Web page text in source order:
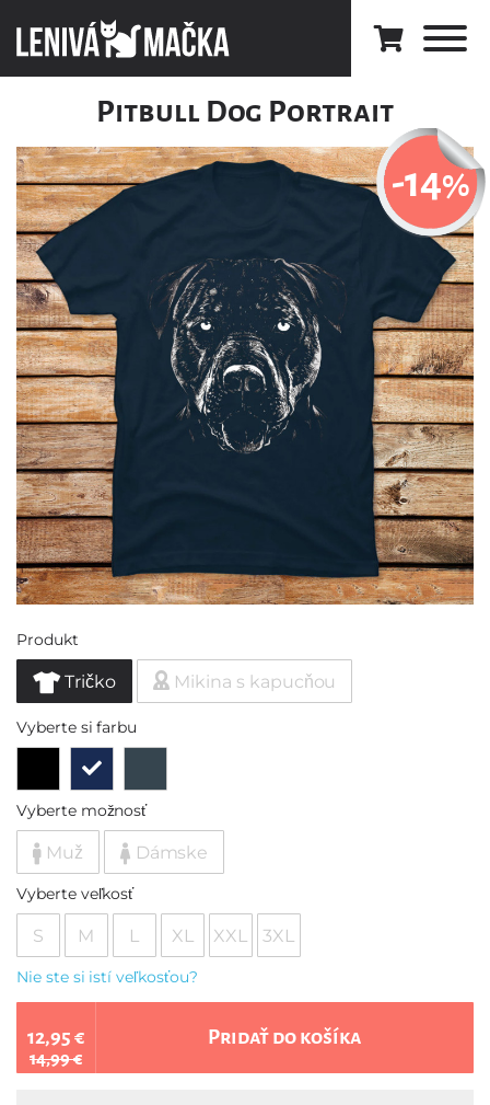
Pitbull Dog Portrait
-14%
Produkt
Tričko Mikina s kapucňou
Vyberte si farbu
Vyberte možnosť
Muž Dámske
Vyberte veľkosť
S M L XL XXL 3XL
Nie ste si istí veľkosťou?
12,95 €
14,99 €
Pridať do košíka